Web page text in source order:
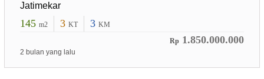
Jatimekar
145 m2 3 KT 3 KM
Rp 1.850.000.000
2 bulan yang lalu